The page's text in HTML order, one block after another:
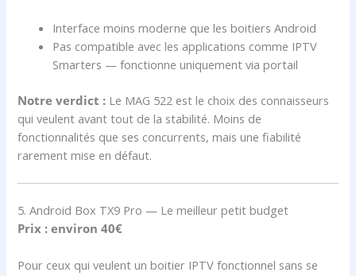
Interface moins moderne que les boitiers Android
Pas compatible avec les applications comme IPTV
Smarters — fonctionne uniquement via portail
Notre verdict : Le MAG 522 est le choix des connaisseurs
qui veulent avant tout de la stabilité. Moins de
fonctionnalités que ses concurrents, mais une fiabilité
rarement mise en défaut.
5. Android Box TX9 Pro — Le meilleur petit budget
Prix : environ 40€
Pour ceux qui veulent un boitier IPTV fonctionnel sans se